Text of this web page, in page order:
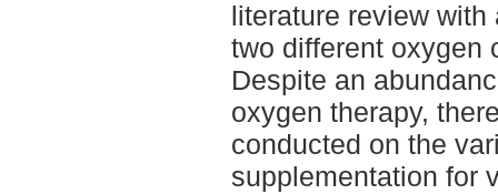
literature review
two different oxygen
Despite an
oxygen therapy,
conducted on the
supplementation for